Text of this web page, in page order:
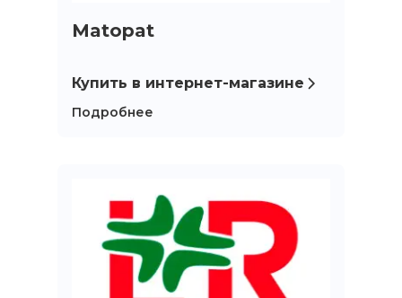
Matopat
Купить в интернет-магазине
Подробнее